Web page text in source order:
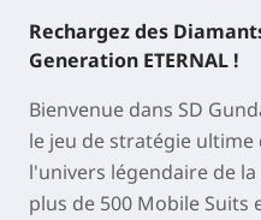
Rechargez des
Generation ETERNAL !
Bienvenue dans SD
le jeu de stratégie
l'univers légendaire de
plus de 500 Mobile Suits